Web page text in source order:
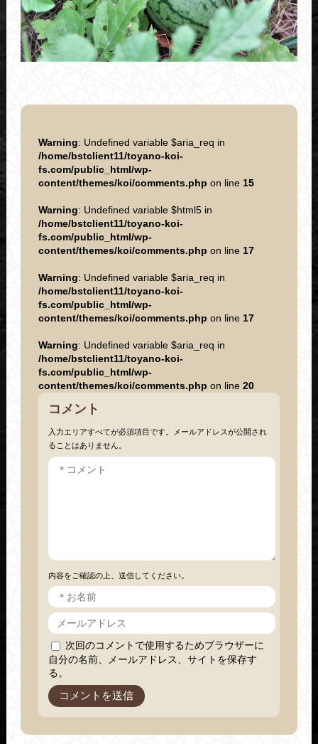
Warning: Undefined variable $aria_req in
/home/bstclient11/toyano-koi-
fs.com/public_html/wp-
content/themes/koi/comments.php on line 15
Warning: Undefined variable $html5 in
/home/bstclient11/toyano-koi-
fs.com/public_html/wp-
content/themes/koi/comments.php on line 17
Warning: Undefined variable $aria_req in
/home/bstclient11/toyano-koi-
fs.com/public_html/wp-
content/themes/koi/comments.php on line 17
Warning: Undefined variable $aria_req in
/home/bstclient11/toyano-koi-
fs.com/public_html/wp-
content/themes/koi/comments.php on line 20
コメント
入力エリアすべてが必須項目です。メールアドレスが公開され
ることはありません。
内容をご確認の上、送信してください。
次回のコメントで使用するためブラウザーに
自分の名前、メールアドレス、サイトを保存す
る。